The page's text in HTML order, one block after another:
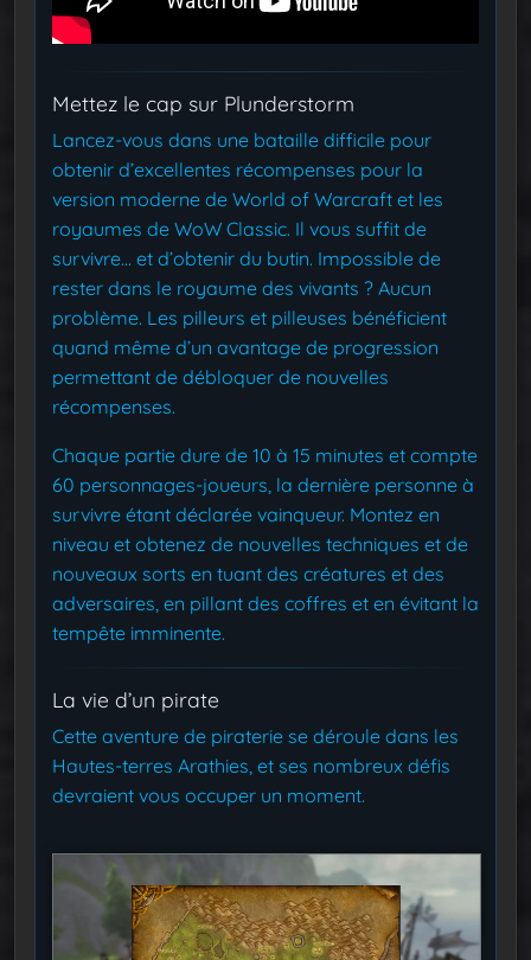
Mettez le cap sur Plunderstorm
Lancez-vous dans une bataille difficile pour
obtenir d’excellentes récompenses pour la
version moderne de World of Warcraft et les
royaumes de WoW Classic. Il vous suffit de
survivre… et d’obtenir du butin. Impossible de
rester dans le royaume des vivants ? Aucun
problème. Les pilleurs et pilleuses bénéficient
quand même d’un avantage de progression
permettant de débloquer de nouvelles
récompenses.
Chaque partie dure de 10 à 15 minutes et compte
60 personnages-joueurs, la dernière personne à
survivre étant déclarée vainqueur. Montez en
niveau et obtenez de nouvelles techniques et de
nouveaux sorts en tuant des créatures et des
adversaires, en pillant des coffres et en évitant la
tempête imminente.
La vie d’un pirate
Cette aventure de piraterie se déroule dans les
Hautes-terres Arathies, et ses nombreux défis
devraient vous occuper un moment.